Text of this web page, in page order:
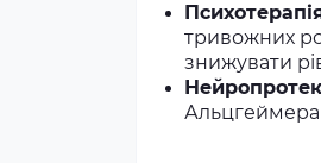
тривожних
знижувати
Альцгеймера